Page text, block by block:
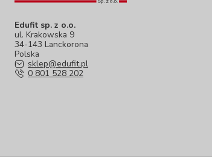
Edufit sp. z o.o.
ul. Krakowska 9
34-143 Lanckorona
Polska
sklep@edufit.pl
0 801 528 202